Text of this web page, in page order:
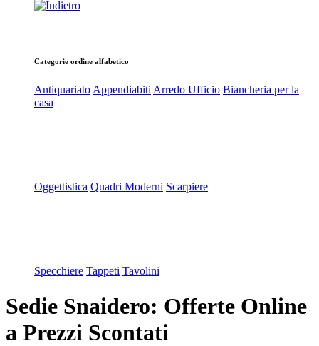
Categorie ordine alfabetico
Antiquariato Appendiabiti Arredo Ufficio Biancheria per la
casa
Oggettistica Quadri Moderni Scarpiere
Specchiere Tappeti Tavolini
Sedie Snaidero: Offerte Online
a Prezzi Scontati